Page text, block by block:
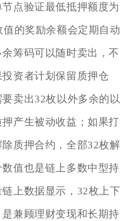
点验证最低抵押额度为
的奖励余额会定期自动
筹码可以随时卖出，不
资者计划保留质押仓
卖出32枚以外多余的以
产生被动收益；如果打
质押合约，全部32枚解
值也是链上多数中型持
上数据显示，32枚上下
兼顾理财变现和长期持